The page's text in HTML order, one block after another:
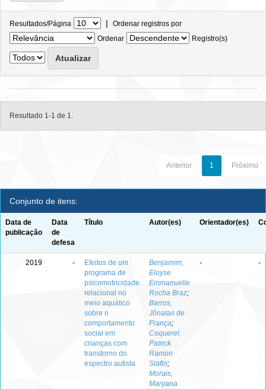
Resultados/Página | Ordenar registros por
Ordenar
Registro(s)
Resultado 1-1 de 1.
Anterior 1 Próximo
Conjunto de itens:
Data de
publicação
Data
de
defesa
Título Autor(es) Orientador(es)
2019 -
Efeitos de um
programa de
psicomotricidade
relacional no
meio aquático
sobre o
comportamento
social em
crianças com
transtorno do
espectro autista
Benjamim,
Eloyse
Emmanuelle
Rocha Braz;
Barros,
Jônatas de
França;
Coquerel,
Patrick
Ramon
Stafin;
Morais,
Maryana
- -